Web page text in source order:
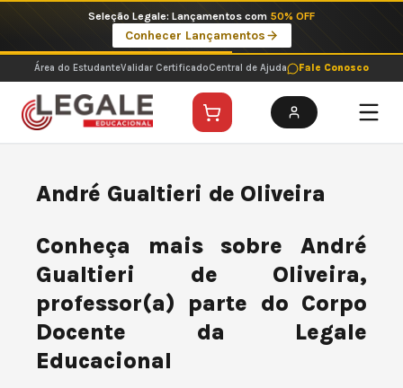
o
conteúdo
Seleção Legale: Lançamentos com 50% OFF
Conhecer Lançamentos
Área do EstudanteValidar CertificadoCentral de Ajuda Fale Conosco
André Gualtieri de Oliveira
Conheça mais sobre André
Gualtieri de Oliveira,
professor(a) parte do Corpo
Docente da Legale
Educacional